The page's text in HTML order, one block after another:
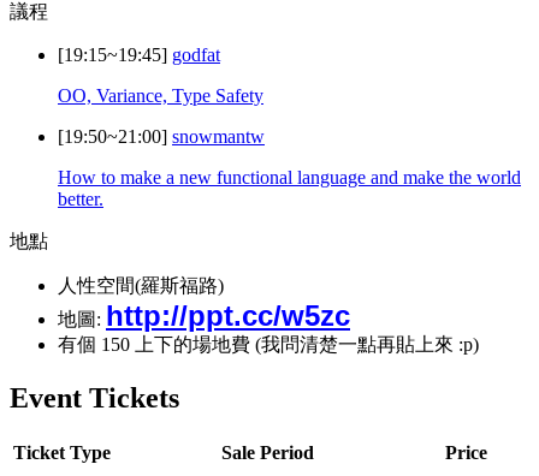
議程
[19:15~19:45] godfat
OO, Variance, Type Safety
[19:50~21:00] snowmantw
How to make a new functional language and make the world
better.
地點
人性空間(羅斯福路)
地圖: http://ppt.cc/w5zc
有個 150 上下的場地費 (我問清楚一點再貼上來 :p)
Event Tickets
Ticket Type Sale Period
Price